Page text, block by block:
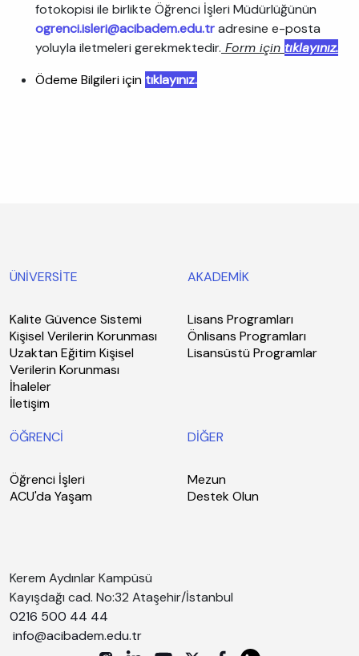
fotokopisi ile birlikte Öğrenci İşleri Müdürlüğünün
ogrenci.isleri@acibadem.edu.tradresine e-posta
yoluyla iletmeleri gerekmektedir. Form için tıklayınız.
Ödeme Bilgileri için tıklayınız.
ÜNİVERSİTE
Kalite Güvence Sistemi
Kişisel Verilerin Korunması
Uzaktan Eğitim Kişisel
Verilerin Korunması
İhaleler
İletişim
AKADEMİK
Lisans Programları
Önlisans Programları
Lisansüstü Programlar
ÖĞRENCİ
Öğrenci İşleri
ACU'da Yaşam
DİĞER
Mezun
Destek Olun
Kerem Aydınlar Kampüsü
Kayışdağı cad. No:32 Ataşehir/İstanbul
0216 500 44 44
info@acibadem.edu.tr